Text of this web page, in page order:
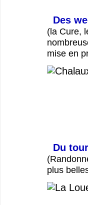
Des
(la Cure,
mise en
Du
plus